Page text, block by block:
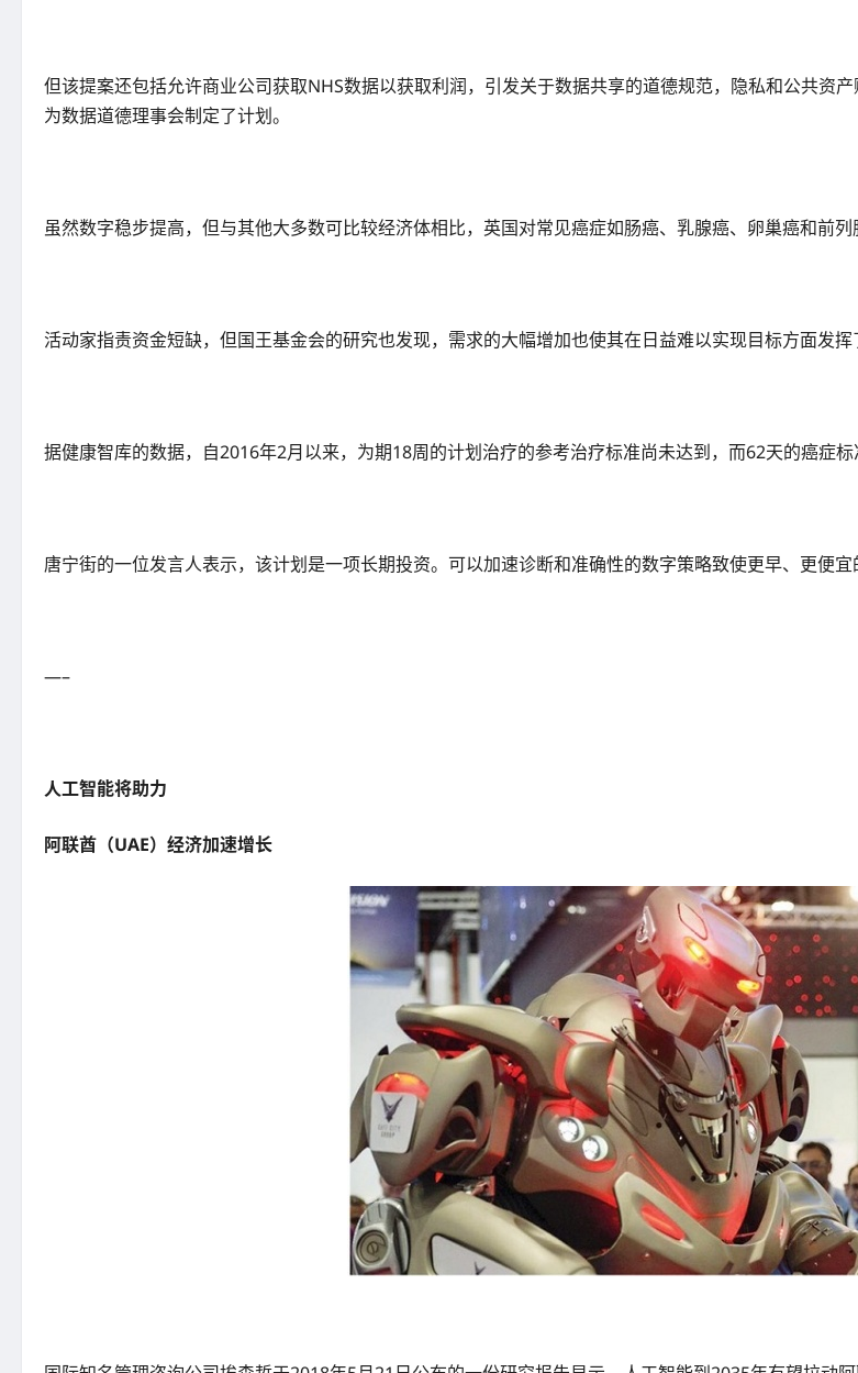
但该提案还包括允许商业公司获取NHS数据以获取利润，引发关于数据共享的道德规范，隐私和公共资
为数据道德理事会制定了计划。
虽然数字稳步提高，但与其他大多数可比较经济体相比，英国对常见癌症如肠癌、乳腺癌、卵巢癌和前列
活动家指责资金短缺，但国王基金会的研究也发现，需求的大幅增加也使其在日益难以实现目标方面发挥
据健康智库的数据，自2016年2月以来，为期18周的计划治疗的参考治疗标准尚未达到，而62天的癌症
唐宁街的一位发言人表示，该计划是一项长期投资。可以加速诊断和准确性的数字策略致使更早、更便
—–
人工智能将助力
阿联酋（UAE）经济加速增长